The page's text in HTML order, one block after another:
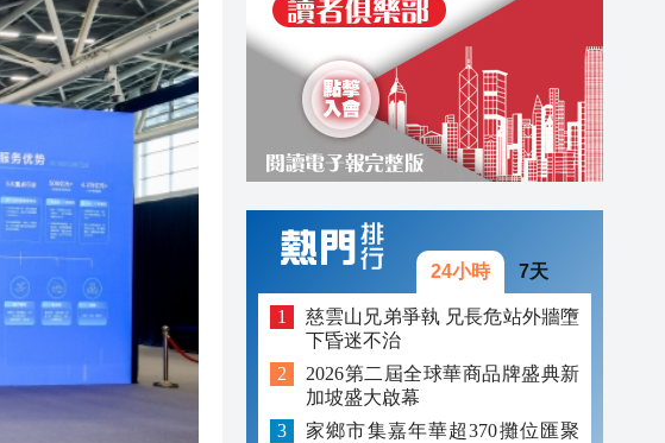
16:09
16:08
16:31
16:26
16:12
16:09
24小時 7天
慈雲山兄弟爭執 兄長危站外牆墮
下昏迷不治
2026第二屆全球華商品牌盛典新
加坡盛大啟幕
家鄉市集嘉年華超370攤位匯聚